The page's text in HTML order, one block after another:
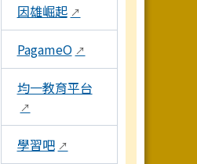
因雄崛起 ↗
PagameO ↗
均一教育平台
↗
學習吧 ↗